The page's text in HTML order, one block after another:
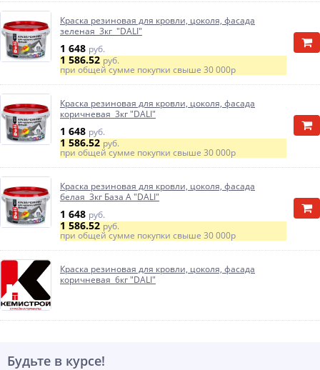
Краска резиновая для кровли, цоколя, фасада
зеленая 3кг "DALI"
1 648 руб.
1 586.52руб.
при общей сумме покупки свыше 30 000р
Краска резиновая для кровли, цоколя, фасада
коричневая 3кг "DALI"
1 648 руб.
1 586.52руб.
при общей сумме покупки свыше 30 000р
Краска резиновая для кровли, цоколя, фасада
белая 3кг База А "DALI"
1 648 руб.
1 586.52руб.
при общей сумме покупки свыше 30 000р
Краска резиновая для кровли, цоколя, фасада
коричневая 6кг "DALI"
Будьте в курсе!